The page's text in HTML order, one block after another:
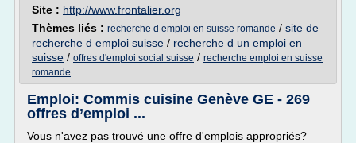
Site : http://www.frontalier.org
Thèmes liés : recherche d emploi en suisse romande / site de
recherche d emploi suisse / recherche d un emploi en
suisse / offres d'emploi social suisse / recherche emploi en suisse
romande
Emploi: Commis cuisine Genève GE - 269
offres d’emploi ...
Vous n'avez pas trouvé une offre d'emplois appropriés?